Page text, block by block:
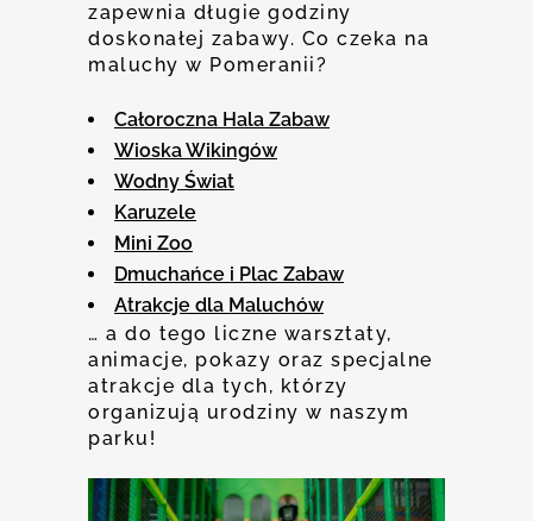
zapewnia długie godziny
doskonałej zabawy. Co czeka na
maluchy w Pomeranii?
Całoroczna Hala Zabaw
Wioska Wikingów
Wodny Świat
Karuzele
Mini Zoo
Dmuchańce i Plac Zabaw
Atrakcje dla Maluchów
… a do tego liczne warsztaty,
animacje, pokazy oraz specjalne
atrakcje dla tych, którzy
organizują urodziny w naszym
parku!